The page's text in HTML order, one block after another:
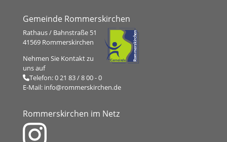
Gemeinde Rommerskirchen
Rathaus / Bahnstraße 51
41569 Rommerskirchen
Nehmen Sie Kontakt zu
uns auf
Telefon:0 21 83 / 8 00 - 0
E-Mail: info@rommerskirchen.de
Rommerskirchen im Netz